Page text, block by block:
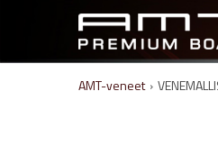
AMT-veneet ›